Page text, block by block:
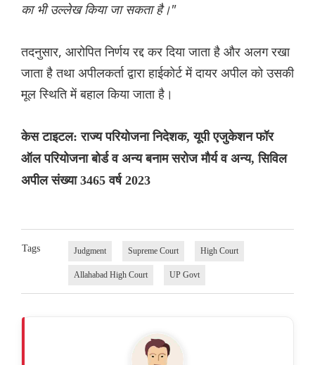
का भी उल्लेख किया जा सकता है।"
तदनुसार, आरोपित निर्णय रद्द कर दिया जाता है और अलग रखा
जाता है तथा अपीलकर्ता द्वारा हाईकोर्ट में दायर अपील को उसकी
मूल स्थिति में बहाल किया जाता है।
केस टाइटल: राज्य परियोजना निदेशक, यूपी एजुकेशन फॉर
ऑल परियोजना बोर्ड व अन्य बनाम सरोज मौर्य व अन्य, सिविल
अपील संख्या 3465 वर्ष 2023
Tags Judgment Supreme Court High Court
Allahabad High Court UP Govt